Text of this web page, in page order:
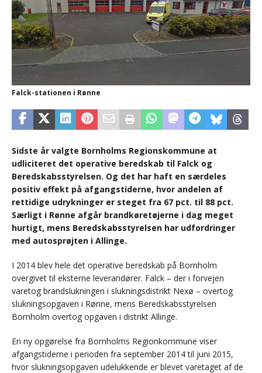
Falck-stationen i Rønne
Sidste år valgte Bornholms Regionskommune at
udliciteret det operative beredskab til Falck og
Beredskabsstyrelsen. Og det har haft en særdeles
positiv effekt på afgangstiderne, hvor andelen af
rettidige udrykninger er steget fra 67 pct. til 88 pct.
Særligt i Rønne afgår brandkøretøjerne i dag meget
hurtigt, mens Beredskabsstyrelsen har udfordringer
med autosprøjten i Allinge.
I 2014 blev hele det operative beredskab på Bornholm
overgivet til eksterne leverandører. Falck – der i forvejen
varetog brandslukningen i slukningsdistrikt Nexø – overtog
slukningsopgaven i Rønne, mens Beredskabsstyrelsen
Bornholm overtog opgaven i distrikt Allinge.
En ny opgørelse fra Bornholms Regionkommune viser
afgangstiderne i perioden fra september 2014 til juni 2015,
hvor slukningsopgaven udelukkende er blevet varetaget af de